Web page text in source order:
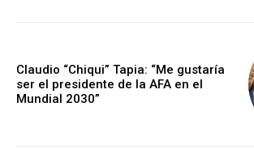
Claudio “Chiqui” Tapia: “Me gustaría
ser el presidente de la AFA en el
Mundial 2030”